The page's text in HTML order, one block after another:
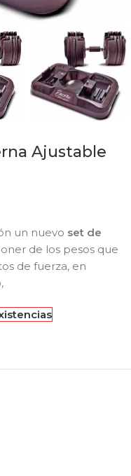
Ajustable
un nuevo set de
de los pesos que
de fuerza, en